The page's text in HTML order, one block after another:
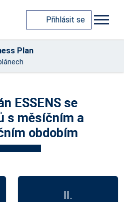
Přihlásit se
Plan
ESSENS se
s měsíčním a
obdobím
II.